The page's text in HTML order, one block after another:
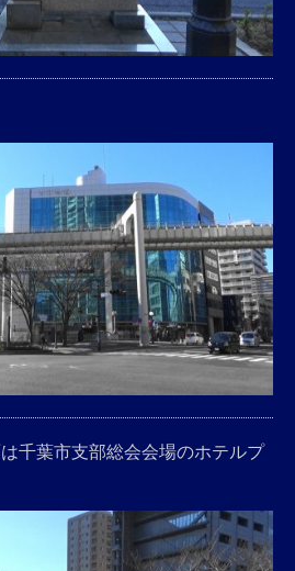
千葉市支部総会会場のホテルプ